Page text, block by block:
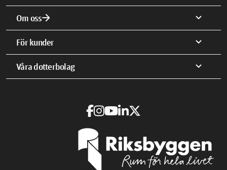
Om ossarrow_forward expand_more
För kunder expand_more
Våra dotterbolag expand_more